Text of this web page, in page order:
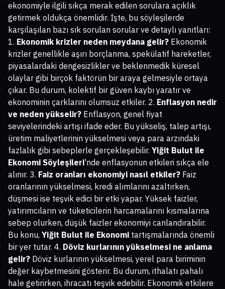
ekonomiyle ilgili sıkça merak edilen sorulara açıklık
getirmek oldukça önemlidir. İşte, bu söyleşilerde
karşılaşılan bazı sık sorulan sorular ve detaylı yanıtları:
1. Ekonomik krizler neden meydana gelir? Ekonomik
krizler genellikle aşırı borçlanma, spekülatif hareketler,
piyasalardaki dengesizlikler ve beklenmedik küresel
olaylar gibi birçok faktörün bir araya gelmesiyle ortaya
çıkar. Bu durum, kolektif bir güven kaybı yaratır ve
ekonominin çarklarını olumsuz etkiler. 2. Enflasyon nedir
ve neden yükselir? Enflasyon, genel fiyat
seviyelerindeki artışı ifade eder. Bu yükseliş, talep artışı,
üretim maliyetlerinin yükselmesi veya para arzındaki
fazlalık gibi sebeplerle gerçekleşebilir. Yiğit Bulut ile
Ekonomi Söyleşileri'nde enflasyonun etkileri sıkça ele
alınır. 3. Faiz oranları ekonomiyi nasıl etkiler? Faiz
oranlarının yükselmesi, kredi alımlarını azaltırken,
düşmesi ise teşvik edici bir etki yapar. Yüksek faizler,
yatırımcıların ve tüketicilerin harcamalarını kısmalarına
sebep olurken, düşük faizler ekonomiyi canlandırabilir.
Bu konu, Yiğit Bulut ile Ekonomi tartışmalarında önemli
bir yer tutar. 4. Döviz kurlarının yükselmesi ne anlama
gelir? Döviz kurlarının yükselmesi, yerel para biriminin
değer kaybetmesini gösterir. Bu durum, ithalatı pahalı
hale getirirken, ihracatı teşvik edebilir. Ekonomik etkilere